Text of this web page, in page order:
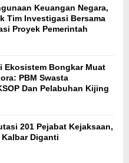
Keuangan Negara,
Tim Investigasi Bersama
Proyek Pemerintah
Ekosistem Bongkar Muat
PBM Swasta
Dan Pelabuhan Kijing
201 Pejabat Kejaksaan,
Diganti